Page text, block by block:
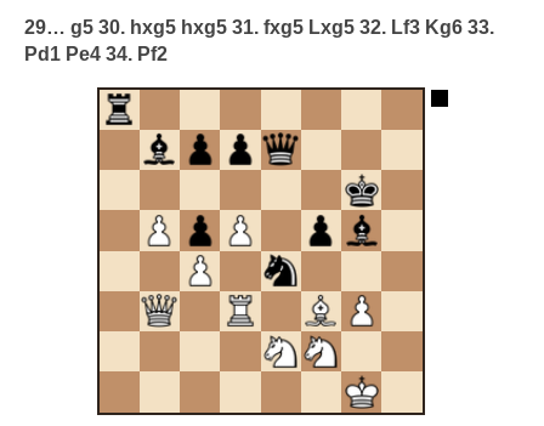
29… g5 30. hxg5 hxg5 31. fxg5 Lxg5 32. Lf3 Kg6 33.
Pd1 Pe4 34. Pf2